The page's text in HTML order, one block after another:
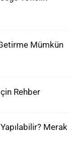
Mümkün
Rehber
Merak